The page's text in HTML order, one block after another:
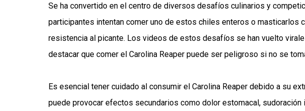
Se ha convertido en el centro de diversos desafíos culinarios y
participantes intentan comer uno de estos chiles enteros o masticarlos
resistencia al picante. Los videos de estos desafíos se han vuelto
destacar que comer el Carolina Reaper puede ser peligroso si no se
Es esencial tener cuidado al consumir el Carolina Reaper debido a su
puede provocar efectos secundarios como dolor estomacal, sudoración